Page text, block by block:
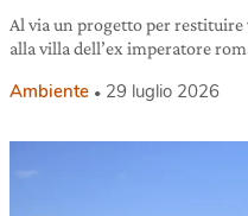
Al via un progetto per restituire
alla villa dell’ex imperatore
Ambiente 29 luglio 2026